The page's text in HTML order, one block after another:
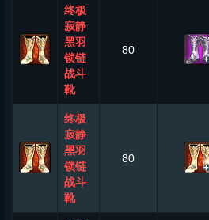
终极
寂静
黑羽
锁链
战斗
靴
80
终极
寂静
黑羽
锁链
战斗
靴
80